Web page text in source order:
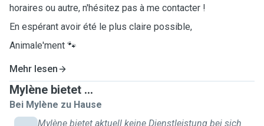
horaires ou autre, n'hésitez pas à me contacter !
En espérant avoir été le plus claire possible,
Animale'ment 🐾
Mehr lesen
Mylène bietet ...
Bei Mylène zu Hause
Mylène bietet aktuell keine Dienstleistung bei sich